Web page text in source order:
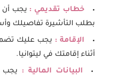
خطاب تقديمي : يجب أن
بطلب التأشيرة تفاصيلك
الإقامة : يجب عليك
أثناء إقامتك في ليتوانيا.
البيانات المالية : يجب